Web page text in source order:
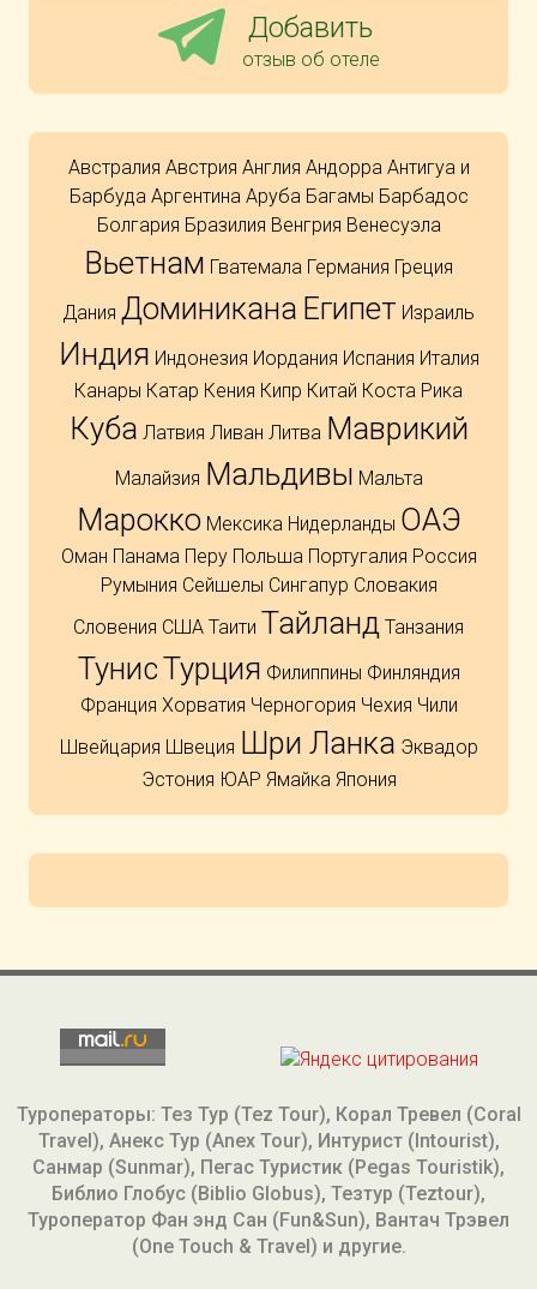
Добавить
отзыв об отеле
Австралия Австрия Англия Андорра Антигуа и
Барбуда Аргентина Аруба Багамы Барбадос
Болгария Бразилия Венгрия Венесуэла
Вьетнам Гватемала Германия Греция
Дания Доминикана Египет Израиль
Индия Индонезия Иордания Испания Италия
Канары Катар Кения Кипр Китай Коста Рика
Куба Латвия Ливан Литва Маврикий
Малайзия Мальдивы Мальта
Марокко Мексика Нидерланды ОАЭ
Оман Панама Перу Польша Португалия Россия
Румыния Сейшелы Сингапур Словакия
Словения США Таити Тайланд Танзания
ТунисТурция Филиппины Финляндия
Франция Хорватия Черногория Чехия Чили
Швейцария Швеция Шри Ланка Эквадор
Эстония ЮАР Ямайка Япония
Туроператоры: Тез Тур (Tez Tour), Корал Тревел (Coral
Travel), Анекс Тур (Anex Tour), Интурист (Intourist),
Санмар (Sunmar), Пегас Туристик (Pegas Touristik),
Библио Глобус (Biblio Globus), Тезтур (Teztour),
Туроператор Фан энд Сан (Fun&Sun), Вантач Трэвел
(One Touch & Travel) и другие.